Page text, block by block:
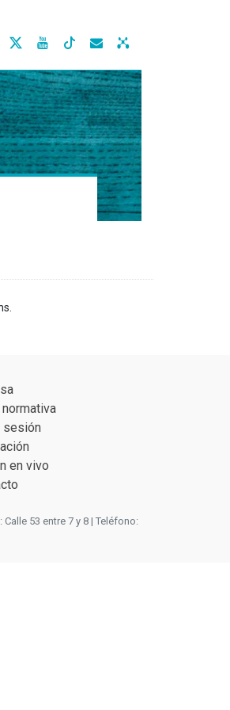
  
sesión
en vivo
53 entre 7 y 8 | Teléfono: